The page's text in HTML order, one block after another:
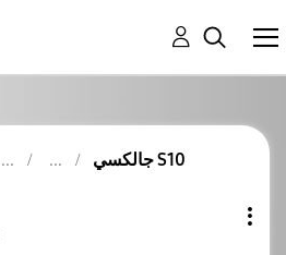
جالكسي S10